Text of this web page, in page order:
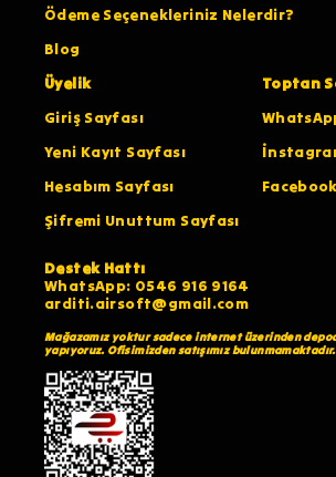
Ödeme Seçenekleriniz Nelerdir?
Blog
Üyelik
Giriş Sayfası
Yeni Kayıt Sayfası
Hesabım Sayfası
Şifremi Unuttum Sayfası
Toptan
Facebook
Destek Hattı
WhatsApp: 0546 916 9164
arditi.airsoft@gmail.com
Mağazamız yoktur sadece internet üzerinden
yapıyoruz. Ofisimizden satışımız bulunmamaktadır.